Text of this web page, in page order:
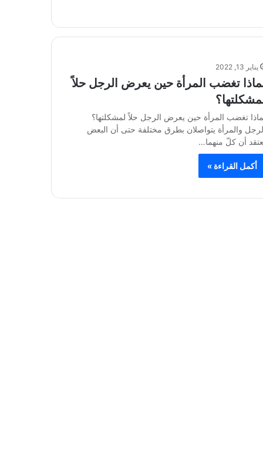
يناير 13, 2022
تغضب المرأة حين يعرض الرجل حلاً
تغضب المرأة حين يعرض الرجل حلاً لمشكلتها؟
والمرأة يتواصلان بطرق مختلفة حتى أن البعض
أن كلّ منهما…
أكمل القراءة »